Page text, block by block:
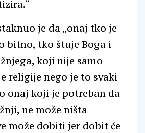
je da „onaj tko je
bitno, tko štuje Boga i
koji nije samo
religije nego je to svaki
onaj koji je potreban da
ne može ništa
može dobiti jer dobit će